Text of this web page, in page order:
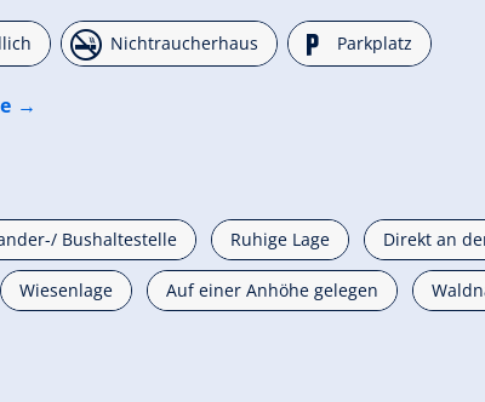
🏝Nichtraucherhaus 🐈Parkplatz
Bushaltestelle Ruhige Lage Direkt an
Wiesenlage Auf einer Anhöhe gelegen